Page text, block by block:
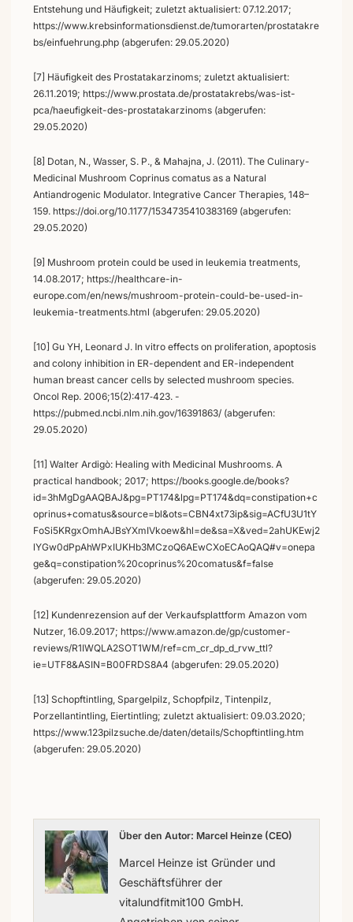
Entstehung und Häufigkeit; zuletzt aktualisiert: 07.12.2017;
https://www.krebsinformationsdienst.de/tumorarten/prostatakre
bs/einfuehrung.php (abgerufen: 29.05.2020)
[7] Häufigkeit des Prostatakarzinoms; zuletzt aktualisiert:
26.11.2019; https://www.prostata.de/prostatakrebs/was-ist-
pca/haeufigkeit-des-prostatakarzinoms (abgerufen:
29.05.2020)
[8] Dotan, N., Wasser, S. P., & Mahajna, J. (2011). The Culinary-
Medicinal Mushroom Coprinus comatus as a Natural
Antiandrogenic Modulator. Integrative Cancer Therapies, 148–
159. https://doi.org/10.1177/1534735410383169 (abgerufen:
29.05.2020)
[9] Mushroom protein could be used in leukemia treatments,
14.08.2017; https://healthcare-in-
europe.com/en/news/mushroom-protein-could-be-used-in-
leukemia-treatments.html (abgerufen: 29.05.2020)
[10] Gu YH, Leonard J. In vitro effects on proliferation, apoptosis
and colony inhibition in ER-dependent and ER-independent
human breast cancer cells by selected mushroom species.
Oncol Rep. 2006;15(2):417‐423. -
https://pubmed.ncbi.nlm.nih.gov/16391863/ (abgerufen:
29.05.2020)
[11] Walter Ardigò: Healing with Medicinal Mushrooms. A
practical handbook; 2017; https://books.google.de/books?
id=3hMgDgAAQBAJ&pg=PT174&lpg=PT174&dq=constipation+c
oprinus+comatus&source=bl&ots=CBN4xt73ip&sig=ACfU3U1tY
FoSi5KRgxOmhAJBsYXmIVkoew&hl=de&sa=X&ved=2ahUKEwj2
lYGw0dPpAhWPxIUKHb3MCzoQ6AEwCXoECAoQAQ#v=onepa
ge&q=constipation%20coprinus%20comatus&f=false
(abgerufen: 29.05.2020)
[12] Kundenrezension auf der Verkaufsplattform Amazon vom
Nutzer, 16.09.2017; https://www.amazon.de/gp/customer-
reviews/R1IWQLA2SOT1WM/ref=cm_cr_dp_d_rvw_ttl?
ie=UTF8&ASIN=B00FRDS8A4 (abgerufen: 29.05.2020)
[13] Schopftintling, Spargelpilz, Schopfpilz, Tintenpilz,
Porzellantintling, Eiertintling; zuletzt aktualisiert: 09.03.2020;
https://www.123pilzsuche.de/daten/details/Schopftintling.htm
(abgerufen: 29.05.2020)
Über den Autor: Marcel Heinze (CEO)
Marcel Heinze ist Gründer und
Geschäftsführer der
vitalundfitmit100 GmbH.